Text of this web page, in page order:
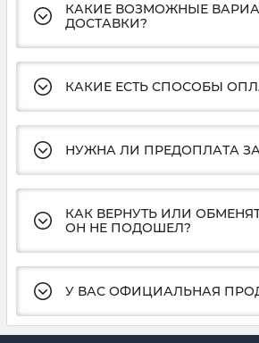
КАКИЕ ВОЗМОЖНЫЕ
ДОСТАВКИ?
КАКИЕ ЕСТЬ СПОСОБЫ
НУЖНА ЛИ ПРЕДОПЛАТА
КАК ВЕРНУТЬ ИЛИ
ОН НЕ ПОДОШЕЛ?
У ВАС ОФИЦИАЛЬНАЯ